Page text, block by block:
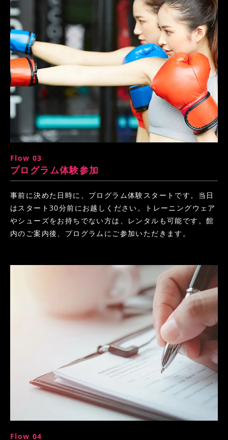
Flow 03
プログラム体験参加
事前に決めた日時に、プログラム体験スタートです。当日
はスタート30分前にお越しください。トレーニングウェア
やシューズをお持ちでない方は、レンタルも可能です。館
内のご案内後、プログラムにご参加いただきます。
Flow 04